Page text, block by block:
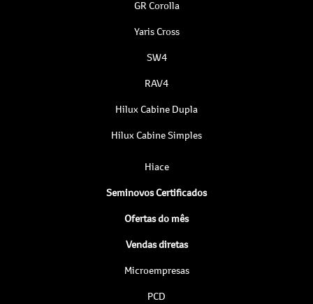
GR Corolla
Yaris Cross
SW4
RAV4
Hilux Cabine Dupla
Hilux Cabine Simples
Hiace
Seminovos Certificados
Ofertas do mês
Vendas diretas
Microempresas
PCD